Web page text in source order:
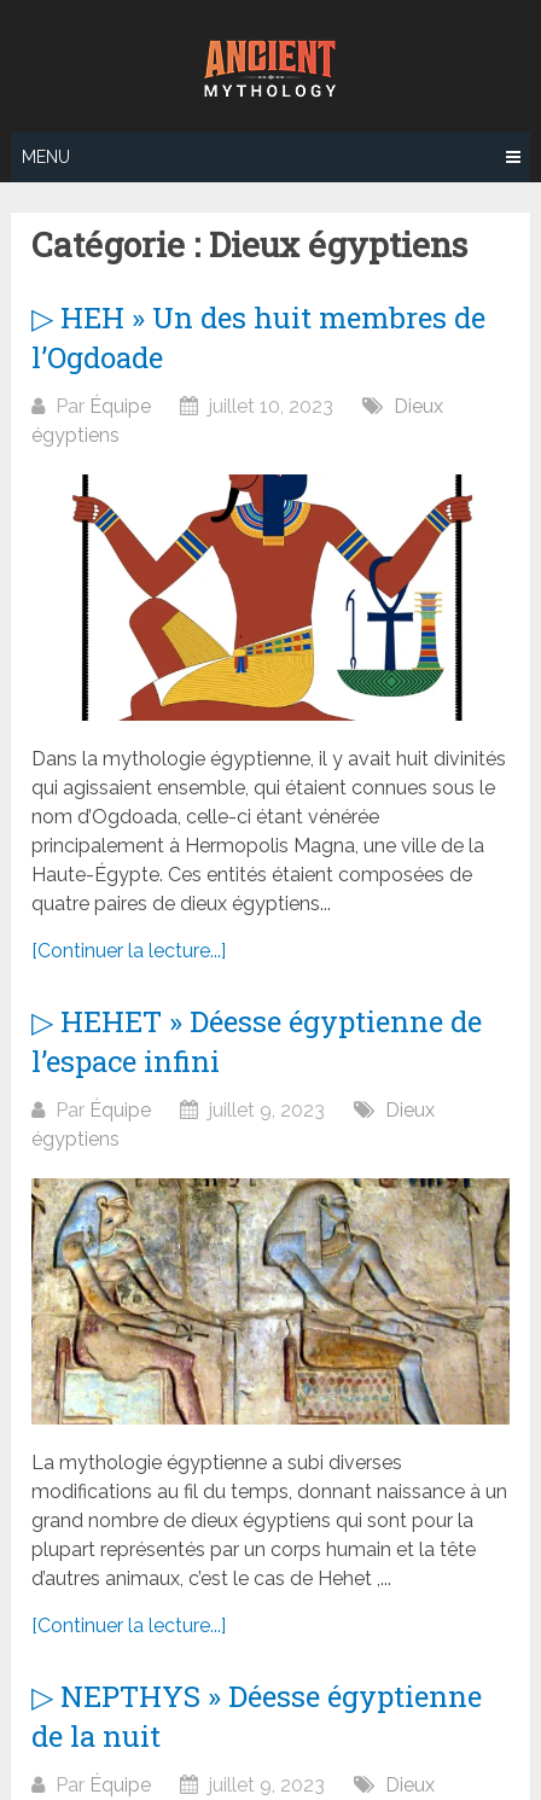
MENU
Catégorie : Dieux égyptiens
▷ HEH » Un des huit membres de
l’Ogdoade
Par Équipe juillet 10, 2023
Dieux
égyptiens
Dans la mythologie égyptienne, il y avait huit divinités
qui agissaient ensemble, qui étaient connues sous le
nom d’Ogdoada, celle-ci étant vénérée
principalement à Hermopolis Magna, une ville de la
Haute-Égypte. Ces entités étaient composées de
quatre paires de dieux égyptiens...
[Continuer la lecture...]
▷ HEHET » Déesse égyptienne de
l’espace infini
Par Équipe juillet 9, 2023
Dieux
égyptiens
La mythologie égyptienne a subi diverses
modifications au fil du temps, donnant naissance à un
grand nombre de dieux égyptiens qui sont pour la
plupart représentés par un corps humain et la tête
d’autres animaux, c’est le cas de Hehet ,...
[Continuer la lecture...]
▷ NEPTHYS » Déesse égyptienne
de la nuit
Par Équipe juillet 9, 2023
Dieux